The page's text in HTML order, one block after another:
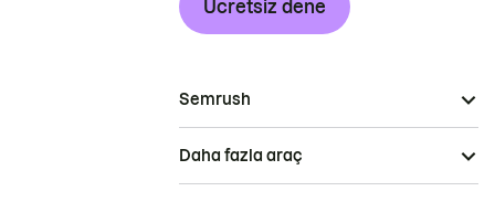
Ücretsiz dene
Semrush
Daha fazla araç